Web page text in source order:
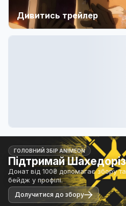
Дивитись трейлер
ГОЛОВНИЙ ЗБІР ANIMEON
Підтримай Шахедоріз
Донат від 100₴ допомагає збору
бейдж у профілі.
Долучитися до збору